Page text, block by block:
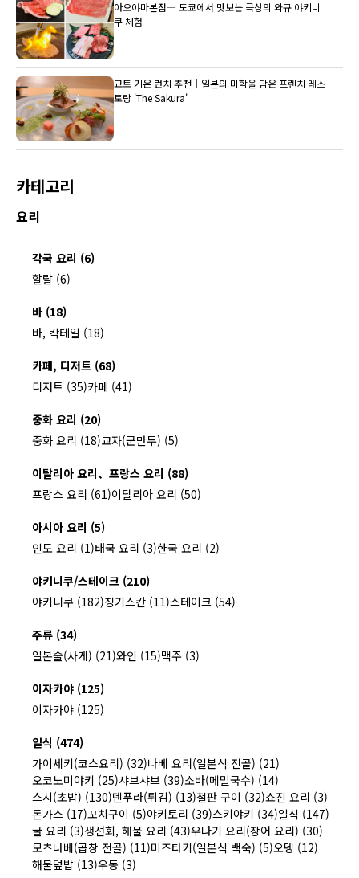
아오야마본점― 도쿄에서 맛보는 극상의 와규 야키니
쿠 체험
교토 기온 런치 추천｜일본의 미학을 담은 프렌치 레스
토랑 'The Sakura'
카테고리
요리
각국 요리 (6)
할랄 (6)
바 (18)
바, 칵테일 (18)
카페, 디저트 (68)
디저트 (35)카페 (41)
중화 요리 (20)
중화 요리 (18)교자(군만두) (5)
이탈리아 요리、프랑스 요리 (88)
프랑스 요리 (61)이탈리아 요리 (50)
아시아 요리 (5)
인도 요리 (1)태국 요리 (3)한국 요리 (2)
야키니쿠/스테이크 (210)
야키니쿠 (182)징기스칸 (11)스테이크 (54)
주류 (34)
일본술(사케) (21)와인 (15)맥주 (3)
이자카야 (125)
이자카야 (125)
일식 (474)
가이세키(코스요리) (32)나베 요리(일본식 전골) (21)
오코노미야키 (25)샤브샤브 (39)소바(메밀국수) (14)
스시(초밥) (130)덴푸라(튀김) (13)철판 구이 (32)쇼진 요리 (3)
돈가스 (17)꼬치구이 (5)야키토리 (39)스키야키 (34)일식 (147)
굴 요리 (3)생선회, 해물 요리 (43)우나기 요리(장어 요리) (30)
모츠나베(곱창 전골) (11)미즈타키(일본식 백숙) (5)오뎅 (12)
해물덮밥 (13)우동 (3)